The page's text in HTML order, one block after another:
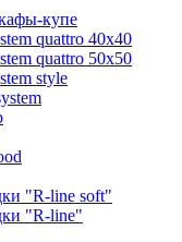
купе
quattro 40x40
quattro 50x50
style
"R-line soft"
"R-line"